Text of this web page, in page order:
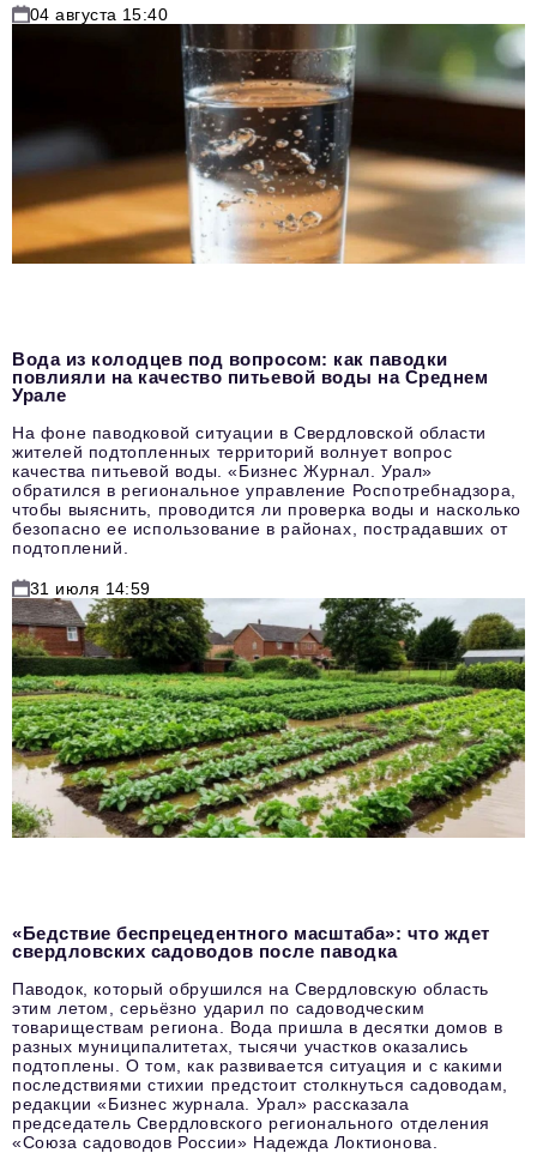
04 августа 15:40
Вода из колодцев под вопросом: как паводки
повлияли на качество питьевой воды на Среднем
Урале
На фоне паводковой ситуации в Свердловской области
жителей подтопленных территорий волнует вопрос
качества питьевой воды. «Бизнес Журнал. Урал»
обратился в региональное управление Роспотребнадзора,
чтобы выяснить, проводится ли проверка воды и насколько
безопасно ее использование в районах, пострадавших от
подтоплений.
31 июля 14:59
«Бедствие беспрецедентного масштаба»: что ждет
свердловских садоводов после паводка
Паводок, который обрушился на Свердловскую область
этим летом, серьёзно ударил по садоводческим
товариществам региона. Вода пришла в десятки домов в
разных муниципалитетах, тысячи участков оказались
подтоплены. О том, как развивается ситуация и с какими
последствиями стихии предстоит столкнуться садоводам,
редакции «Бизнес журнала. Урал» рассказала
председатель Свердловского регионального отделения
«Союза садоводов России» Надежда Локтионова.